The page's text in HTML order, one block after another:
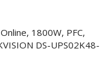
1800W, PFC,
DS-UPS02K48-